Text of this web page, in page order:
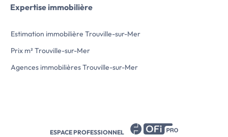
Expertise immobilière
Estimation immobilière Trouville-sur-Mer
Prix m² Trouville-sur-Mer
Agences immobilières Trouville-sur-Mer
ESPACE PROFESSIONNEL